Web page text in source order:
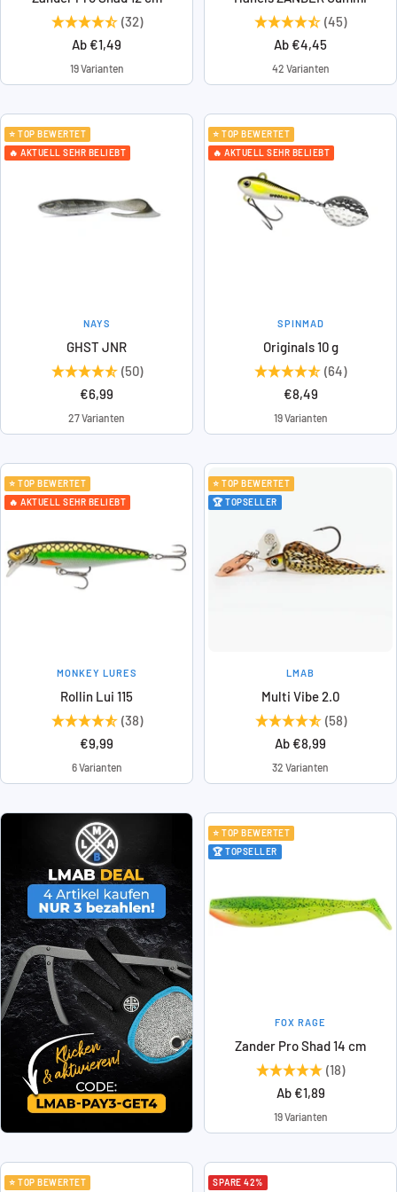
(32)
Angebotspreis
Ab €1,49
19 Varianten
(45)
Angebotspreis
Ab €4,45
42 Varianten
⭐ TOP BEWERTET
🔥 AKTUELL SEHR BELIEBT
NAYS
GHST JNR
(50)
Angebotspreis
€6,99
27 Varianten
⭐ TOP BEWERTET
🔥 AKTUELL SEHR BELIEBT
SPINMAD
Originals 10 g
(64)
Angebotspreis
€8,49
19 Varianten
⭐ TOP BEWERTET
🔥 AKTUELL SEHR BELIEBT
MONKEY LURES
Rollin Lui 115
(38)
Angebotspreis
€9,99
6 Varianten
⭐ TOP BEWERTET
🏆 TOPSELLER
LMAB
Multi Vibe 2.0
(58)
Angebotspreis
Ab €8,99
32 Varianten
⭐ TOP BEWERTET
🏆 TOPSELLER
FOX RAGE
Zander Pro Shad 14 cm
(18)
Angebotspreis
Ab €1,89
19 Varianten
⭐ TOP BEWERTET
SPARE 42%